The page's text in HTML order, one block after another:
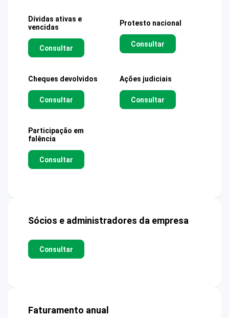
Dívidas ativas e
vencidas
Consultar
Protesto nacional
Consultar
Cheques devolvidos
Consultar
Ações judiciais
Consultar
Participação em
falência
Consultar
Sócios e administradores da empresa
Consultar
Faturamento anual